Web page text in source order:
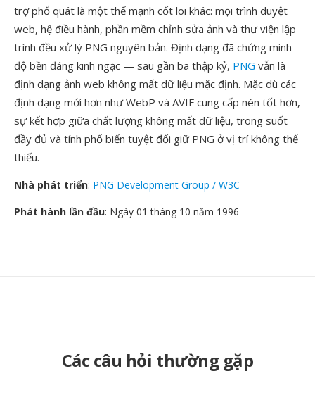
trợ phổ quát là một thế mạnh cốt lõi khác: mọi trình duyệt
web, hệ điều hành, phần mềm chỉnh sửa ảnh và thư viện lập
trình đều xử lý PNG nguyên bản. Định dạng đã chứng minh
độ bền đáng kinh ngạc — sau gần ba thập kỷ, PNG vẫn là
định dạng ảnh web không mất dữ liệu mặc định. Mặc dù các
định dạng mới hơn như WebP và AVIF cung cấp nén tốt hơn,
sự kết hợp giữa chất lượng không mất dữ liệu, trong suốt
đầy đủ và tính phổ biến tuyệt đối giữ PNG ở vị trí không thể
thiếu.
Nhà phát triển: PNG Development Group / W3C
Phát hành lần đầu: Ngày 01 tháng 10 năm 1996
Các câu hỏi thường gặp